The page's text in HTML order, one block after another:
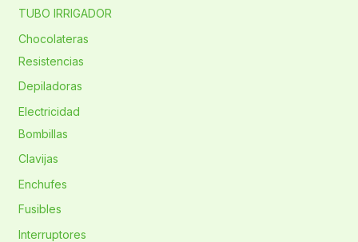
TUBO IRRIGADOR
Chocolateras
Resistencias
Depiladoras
Electricidad
Bombillas
Clavijas
Enchufes
Fusibles
Interruptores